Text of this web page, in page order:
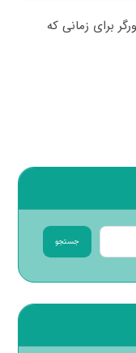
برای زمانی که
جستجو